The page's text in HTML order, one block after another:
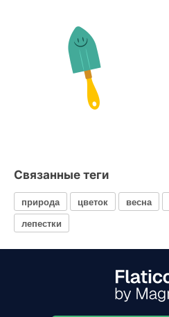
Связанные теги
природа цветок весна
лепестки